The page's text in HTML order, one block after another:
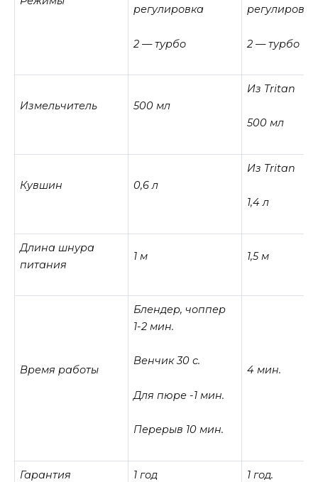
регулировка
2 — турбо
регулировка
2 — турбо
Измельчитель 500 мл
Из Tritan
500 мл
Кувшин 0,6 л
Из Tritan
1,4 л
Длина шнура
питания
1 м 1,5 м
Время работы
Блендер, чоппер
1-2 мин.
Венчик 30 с.
Для пюре -1 мин.
Перерыв 10 мин.
4 мин.
Гарантия 1 год 1 год.